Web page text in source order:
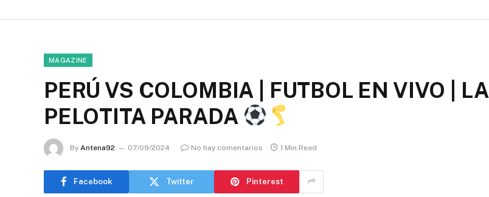
MAGAZINE
PERÚ VS COLOMBIA | FUTBOL EN VIVO | LA
PELOTITA PARADA
By Antena92 07/09/2024 No hay comentarios 1 Min Read
Facebook Twitter Pinterest